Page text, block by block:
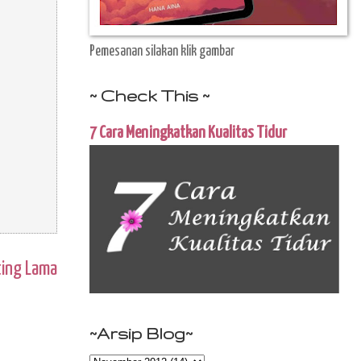
Lama
Pemesanan silakan klik gambar
~ Check This ~
7 Cara Meningkatkan Kualitas Tidur
~Arsip Blog~